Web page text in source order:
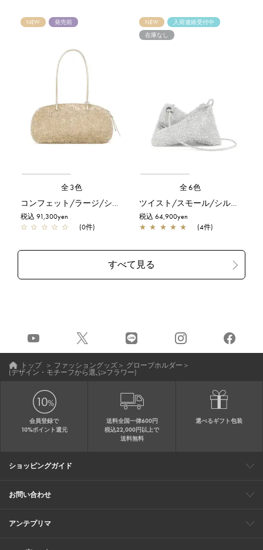
NEW 発売前
全3色
コンフェット/ラージ/シルバーゴールド
税込 91,300yen
☆ ☆ ☆ ☆ ☆ (0件)
NEW
入荷連絡受付中
在庫なし
全6色
ツイスト/スモール/シルバー
税込 64,900yen
★ ★ ★ ★ ★ (4件)
トップ ＞ ファッショングッズ＞ グローブホルダー ＞
(デザイン・モチーフから選ぶ>フラワー)
会員登録で
10%ポイント還元
送料全国一律600円
税込22,000円以上で
送料無料
選べるギフト包装
ショッピングガイド
会員特典
ご購入・配送について
返品について
ギフト包装
FAQ
サイトマップ
お問い合わせ
メールでのお問い合わせ
お修理についてのお問い合わせ
アンテプリマ